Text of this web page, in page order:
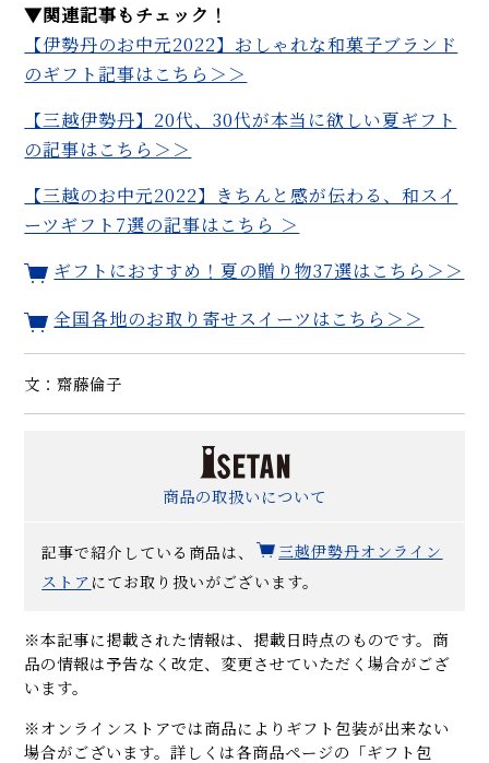
▼関連記事もチェック！
【伊勢丹のお中元2022】おしゃれな和菓子ブランド
のギフト記事はこちら＞＞
【三越伊勢丹】20代、30代が本当に欲しい夏ギフト
の記事はこちら＞＞
【三越のお中元2022】きちんと感が伝わる、和スイ
ーツギフト7選の記事はこちら ＞
ギフトにおすすめ！夏の贈り物37選はこちら＞＞
全国各地のお取り寄せスイーツはこちら＞＞
文：齋藤倫子
商品の取扱いについて
記事で紹介している商品は、
三越伊勢丹オンライン
ストア にてお取り扱いがございます。
※本記事に掲載された情報は、掲載日時点のものです。商
品の情報は予告なく改定、変更させていただく場合がござ
います。
※オンラインストアでは商品によりギフト包装が出来ない
場合がございます。詳しくは各商品ページの「ギフト包